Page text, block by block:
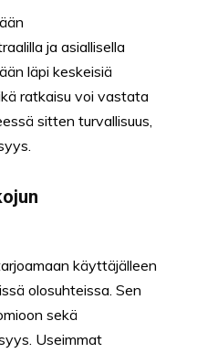
ja asiallisella
läpi keskeisiä
ratkaisu voi vastata
sitten turvallisuus,
käyttäjälleen
olosuhteissa. Sen
sekä
Useimmat